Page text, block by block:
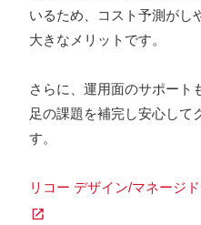
いるため、コスト予測がし
大きなメリットです。
さらに、運用面のサポート
足の課題を補完し安心して
す。
リコー デザイン/マネージ